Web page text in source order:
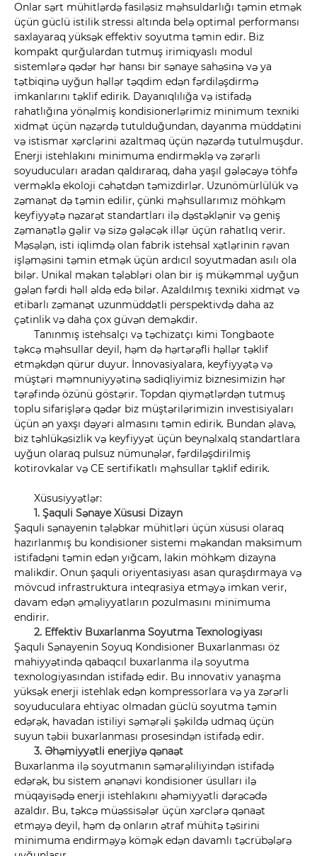
Onlar sərt mühitlərdə fasiləsiz məhsuldarlığı təmin etmək
üçün güclü istilik stressi altında belə optimal performansı
saxlayaraq yüksək effektiv soyutma təmin edir. Biz
kompakt qurğulardan tutmuş irimiqyaslı modul
sistemlərə qədər hər hansı bir sənaye sahəsinə və ya
tətbiqinə uyğun həllər təqdim edən fərdiləşdirmə
imkanlarını təklif edirik. Dayanıqlılığa və istifadə
rahatlığına yönəlmiş kondisionerlərimiz minimum texniki
xidmət üçün nəzərdə tutulduğundan, dayanma müddətini
və istismar xərclərini azaltmaq üçün nəzərdə tutulmuşdur.
Enerji istehlakını minimuma endirməklə və zərərli
soyuducuları aradan qaldıraraq, daha yaşıl gələcəyə töhfə
verməklə ekoloji cəhətdən təmizdirlər. Uzunömürlülük və
zəmanət də təmin edilir, çünki məhsullarımız möhkəm
keyfiyyətə nəzarət standartları ilə dəstəklənir və geniş
zəmanətlə gəlir və sizə gələcək illər üçün rahatlıq verir.
Məsələn, isti iqlimdə olan fabrik istehsal xətlərinin rəvan
işləməsini təmin etmək üçün ardıcıl soyutmadan asılı ola
bilər. Unikal məkan tələbləri olan bir iş mükəmməl uyğun
gələn fərdi həll əldə edə bilər. Azaldılmış texniki xidmət və
etibarlı zəmanət uzunmüddətli perspektivdə daha az
çətinlik və daha çox güvən deməkdir.
Tanınmış istehsalçı və təchizatçı kimi Tongbaote
təkcə məhsullar deyil, həm də hərtərəfli həllər təklif
etməkdən qürur duyur. İnnovasiyalara, keyfiyyətə və
müştəri məmnuniyyətinə sadiqliyimiz biznesimizin hər
tərəfində özünü göstərir. Topdan qiymətlərdən tutmuş
toplu sifarişlərə qədər biz müştərilərimizin investisiyaları
üçün ən yaxşı dəyəri almasını təmin edirik. Bundan əlavə,
biz təhlükəsizlik və keyfiyyət üçün beynəlxalq standartlara
uyğun olaraq pulsuz nümunələr, fərdiləşdirilmiş
kotirovkalar və CE sertifikatlı məhsullar təklif edirik.
Xüsusiyyətlər:
1. Şaquli Sənaye Xüsusi Dizayn
Şaquli sənayenin tələbkar mühitləri üçün xüsusi olaraq
hazırlanmış bu kondisioner sistemi məkandan maksimum
istifadəni təmin edən yığcam, lakin möhkəm dizayna
malikdir. Onun şaquli oriyentasiyası asan quraşdırmaya və
mövcud infrastruktura inteqrasiya etməyə imkan verir,
davam edən əməliyyatların pozulmasını minimuma
endirir.
2. Effektiv Buxarlanma Soyutma Texnologiyası
Şaquli Sənayenin Soyuq Kondisioner Buxarlanması öz
mahiyyətində qabaqcıl buxarlanma ilə soyutma
texnologiyasından istifadə edir. Bu innovativ yanaşma
yüksək enerji istehlak edən kompressorlara və ya zərərli
soyuduculara ehtiyac olmadan güclü soyutma təmin
edərək, havadan istiliyi səmərəli şəkildə udmaq üçün
suyun təbii buxarlanması prosesindən istifadə edir.
3. Əhəmiyyətli enerjiyə qənaət
Buxarlanma ilə soyutmanın səmərəliliyindən istifadə
edərək, bu sistem ənənəvi kondisioner üsulları ilə
müqayisədə enerji istehlakını əhəmiyyətli dərəcədə
azaldır. Bu, təkcə müəssisələr üçün xərclərə qənaət
etməyə deyil, həm də onların ətraf mühitə təsirini
minimuma endirməyə kömək edən davamlı təcrübələrə